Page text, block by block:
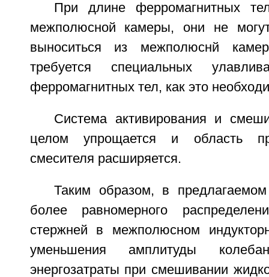
При длине ферромагнитных
межполюсной камеры, они не
выноситься из межполюснй
требуется специальных
ферромагнитных тел, как это
Система активирования и
целом упрощается и область
смесителя расширяется.
Таким образом, в
более равномерного
стержней в межполюсном
уменьшения амплитуды
энергозатраты при смешивании